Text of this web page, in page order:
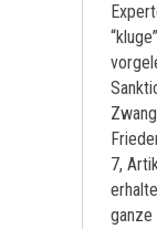
7,
ganze